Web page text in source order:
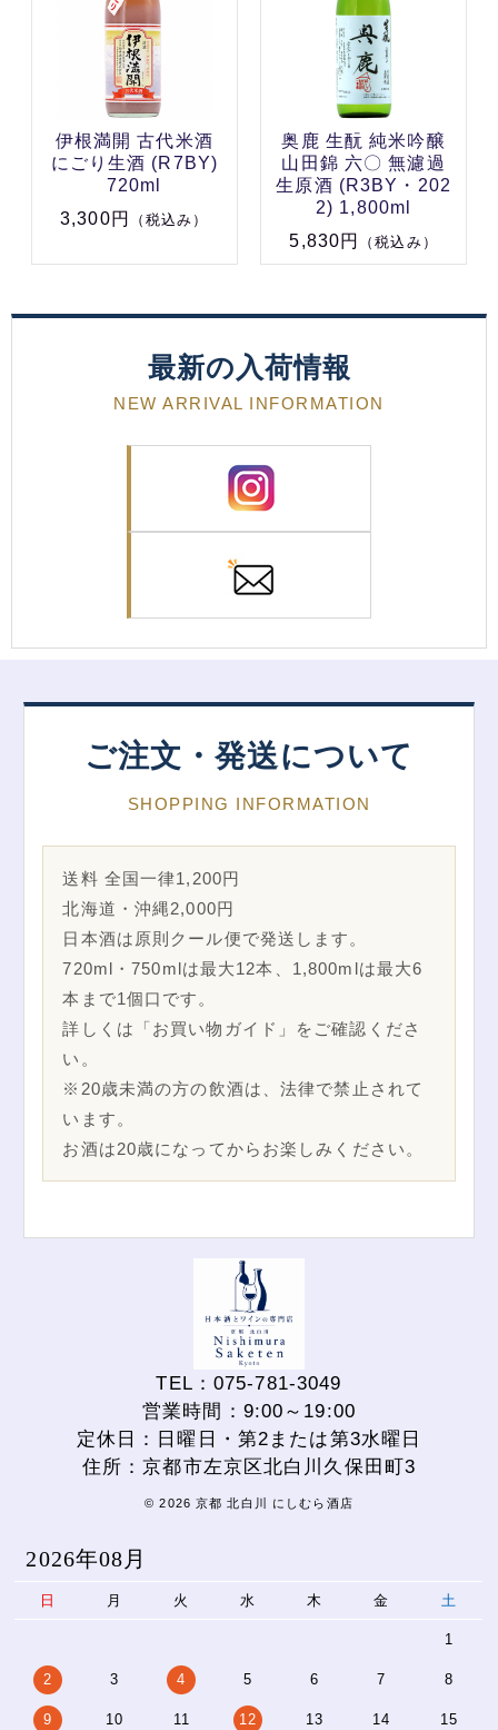
伊根満開 古代米酒
にごり生酒 (R7BY)
720ml
3,300円
（税込み）
奥鹿 生酛 純米吟醸
山田錦 六〇 無濾過
生原酒 (R3BY・202
2) 1,800ml
5,830円
（税込み）
最新の入荷情報
NEW ARRIVAL INFORMATION
ご注文・発送について
SHOPPING INFORMATION
送料 全国一律1,200円
北海道・沖縄2,000円
日本酒は原則クール便で発送します。
720ml・750mlは最大12本、1,800mlは最大6
本まで1個口です。
詳しくは「お買い物ガイド」をご確認くださ
い。
※20歳未満の方の飲酒は、法律で禁止されて
います。
お酒は20歳になってからお楽しみください。
TEL：075-781-3049
営業時間：9:00～19:00
定休日：日曜日・第2または第3水曜日
住所：京都市左京区北白川久保田町3
© 2026 京都 北白川 にしむら酒店
2026年08月
日 月 火 水 木 金 土
1
2 3 4 5 6 7 8
9 10 11 12 13 14 15